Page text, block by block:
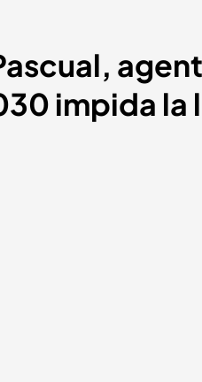
impida la